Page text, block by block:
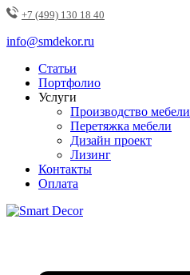
+7 (499) 130 18 40
info@smdekor.ru
Статьи
Портфолио
Услуги
Производство мебели
Перетяжка мебели
Дизайн проект
Лизинг
Контакты
Оплата